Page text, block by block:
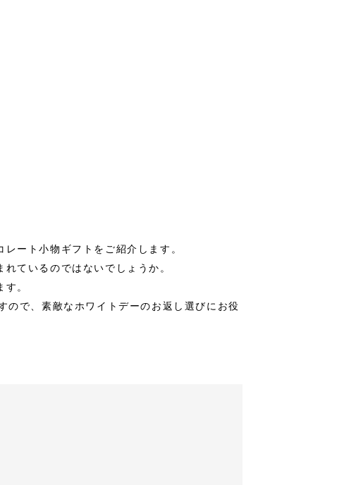
ート小物ギフトをご紹介します。
ているのではないでしょうか。
。
ので、素敵なホワイトデーのお返し選びにお役